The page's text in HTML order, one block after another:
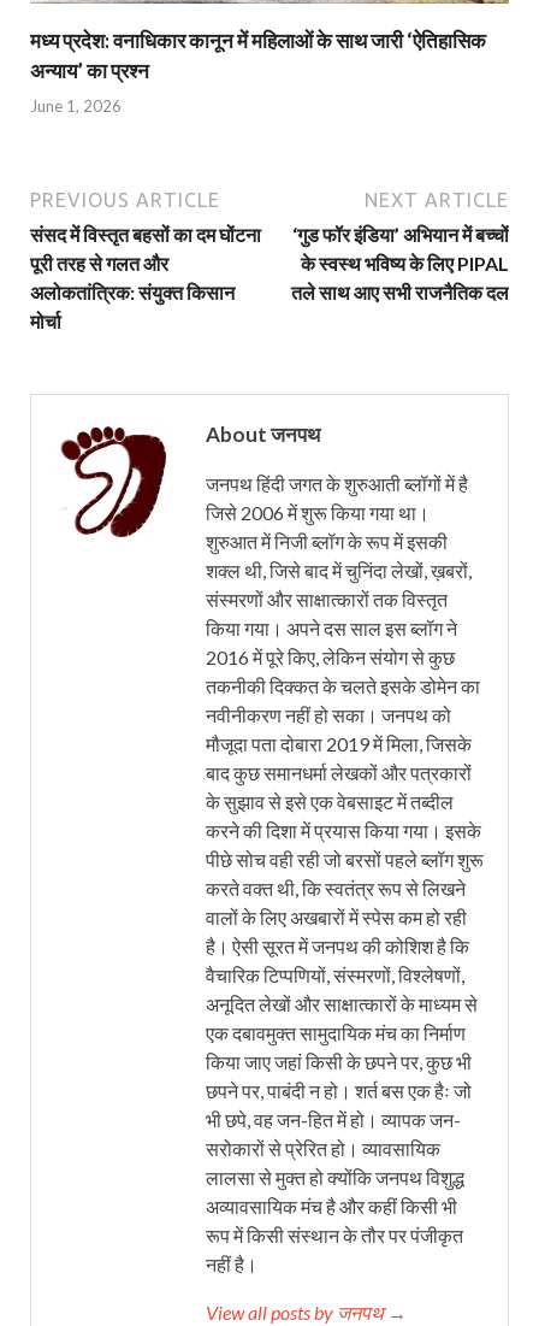
मध्य प्रदेश: वनाधिकार कानून में महिलाओं के साथ जारी ‘ऐतिहासिक
अन्याय’ का प्रश्न
June 1, 2026
PREVIOUS ARTICLE
संसद में विस्तृत बहसों का दम घोंटना
पूरी तरह से गलत और
अलोकतांत्रिक: संयुक्त किसान
मोर्चा
NEXT ARTICLE
‘गुड फॉर इंडिया’ अभियान में बच्चों
के स्वस्थ भविष्य के लिए PIPAL
तले साथ आए सभी राजनैतिक दल
About जनपथ
जनपथ हिंदी जगत के शुरुआती ब्लॉगों में है
जिसे 2006 में शुरू किया गया था।
शुरुआत में निजी ब्लॉग के रूप में इसकी
शक्ल थी, जिसे बाद में चुनिंदा लेखों, ख़बरों,
संस्मरणों और साक्षात्कारों तक विस्तृत
किया गया। अपने दस साल इस ब्लॉग ने
2016 में पूरे किए, लेकिन संयोग से कुछ
तकनीकी दिक्कत के चलते इसके डोमेन का
नवीनीकरण नहीं हो सका। जनपथ को
मौजूदा पता दोबारा 2019 में मिला, जिसके
बाद कुछ समानधर्मा लेखकों और पत्रकारों
के सुझाव से इसे एक वेबसाइट में तब्दील
करने की दिशा में प्रयास किया गया। इसके
पीछे सोच वही रही जो बरसों पहले ब्लॉग शुरू
करते वक्त थी, कि स्वतंत्र रूप से लिखने
वालों के लिए अखबारों में स्पेस कम हो रही
है। ऐसी सूरत में जनपथ की कोशिश है कि
वैचारिक टिप्पणियों, संस्मरणों, विश्लेषणों,
अनूदित लेखों और साक्षात्कारों के माध्यम से
एक दबावमुक्त सामुदायिक मंच का निर्माण
किया जाए जहां किसी के छपने पर, कुछ भी
छपने पर, पाबंदी न हो। शर्त बस एक हैः जो
भी छपे, वह जन-हित में हो। व्यापक जन-
सरोकारों से प्रेरित हो। व्यावसायिक
लालसा से मुक्त हो क्योंकि जनपथ विशुद्ध
अव्यावसायिक मंच है और कहीं किसी भी
रूप में किसी संस्थान के तौर पर पंजीकृत
नहीं है।
View all posts by जनपथ →